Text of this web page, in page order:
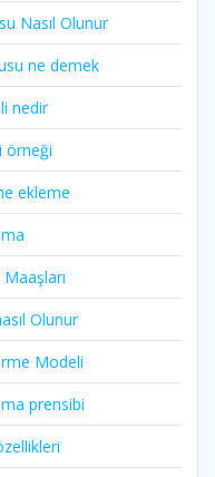
Nasıl Olunur
ne demek
nedir
örneği
ekleme
Maaşları
Olunur
Modeli
prensibi